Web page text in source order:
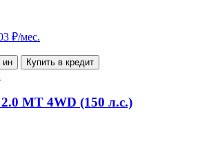
₽/мес.
ин Купить в кредит
MT 4WD (150 л.с.)